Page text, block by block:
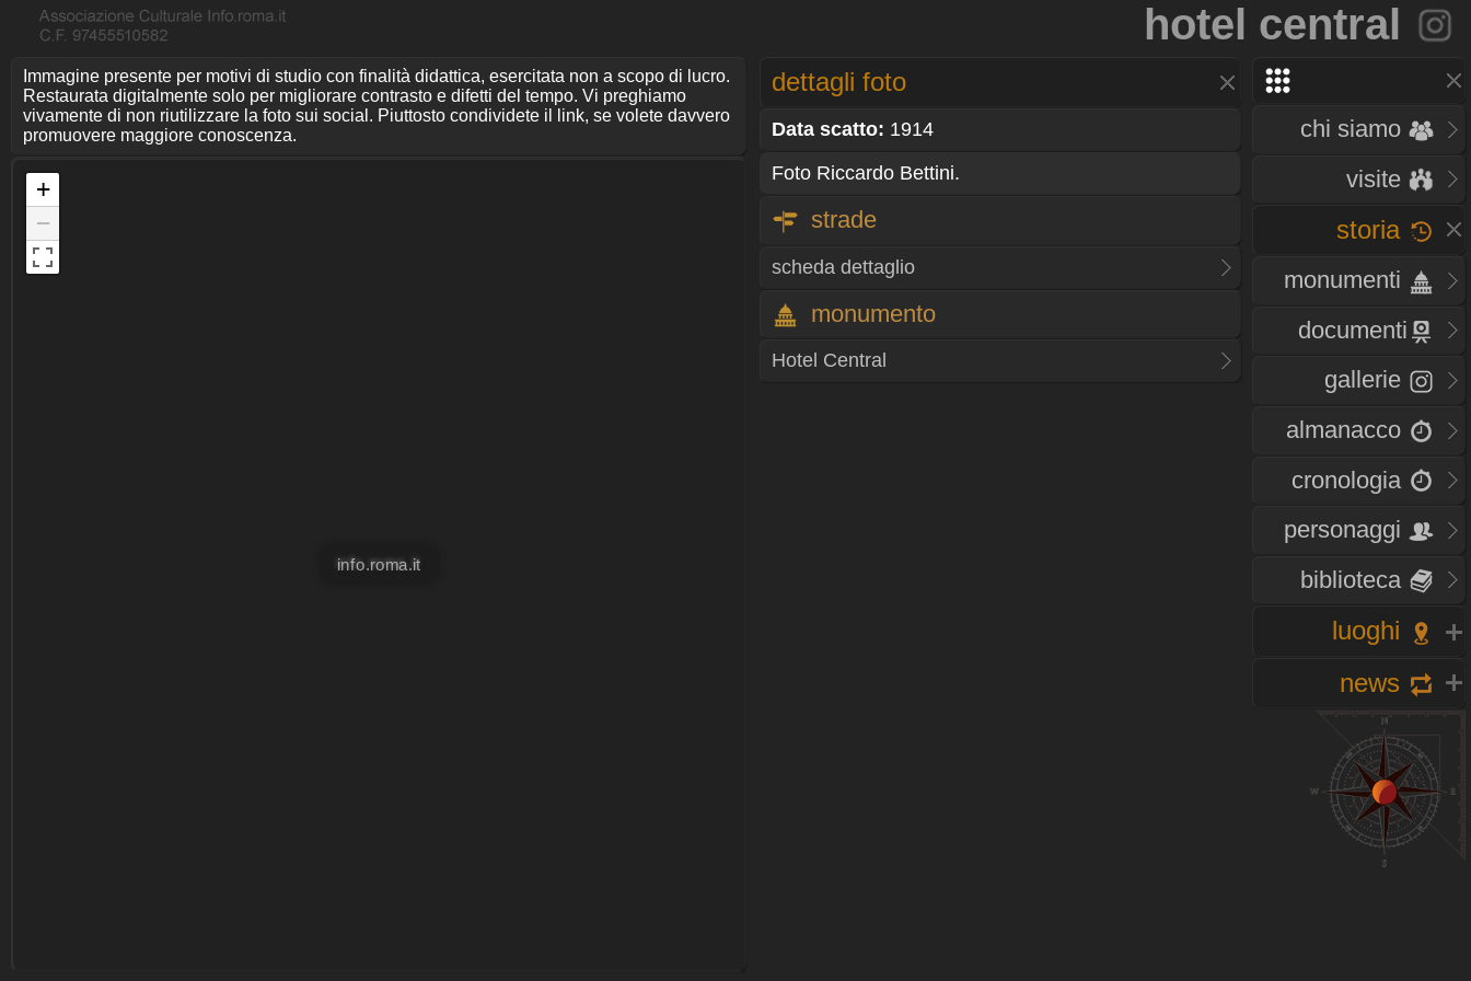
hotel central
chi siamo
visite
storia
monumenti
documenti
gallerie
almanacco
cronologia
personaggi
biblioteca
luoghi
news
Immagine presente per motivi di studio con finalità didattica, esercitata non a scopo di lucro.
Restaurata digitalmente solo per migliorare contrasto e difetti del tempo. Vi preghiamo
vivamente di non riutilizzare la foto sui social. Piuttosto condividete il link, se volete davvero
promuovere maggiore conoscenza.
+
−
info.roma.it
dettagli foto
Data scatto: 1914
Foto Riccardo Bettini.
strade
scheda dettaglio
monumento
Hotel Central